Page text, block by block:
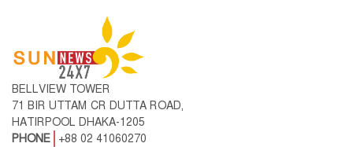
BELLVIEW TOWER
71 BIR UTTAM CR DUTTA ROAD,
HATIRPOOL DHAKA-1205
PHONE
+88 02 41060270